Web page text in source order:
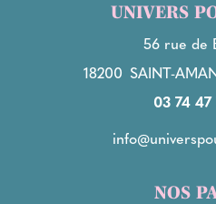
UNIVERS
56 rue de
18200 SAINT-
03 74
NOS